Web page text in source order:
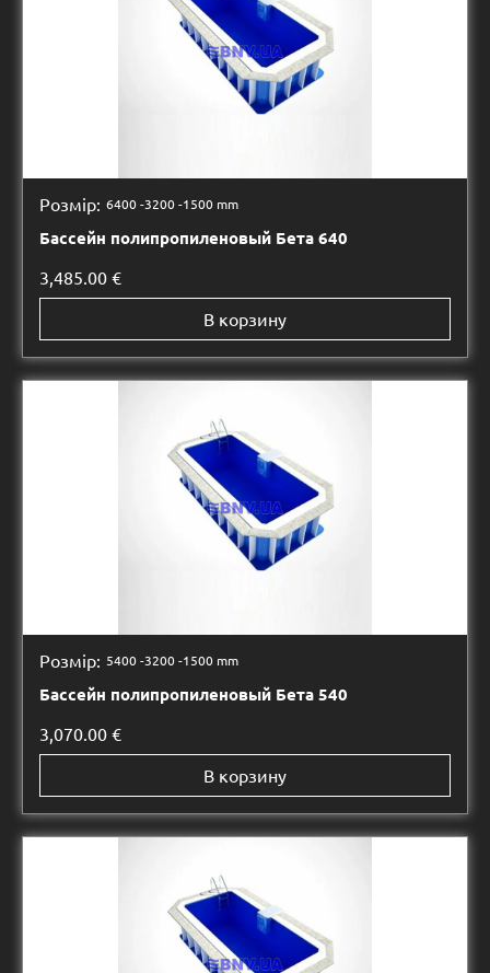
Розмір: 6400 -3200 -1500 mm
Бассейн полипропиленовый Бета 640
3,485.00 €
В корзину
Розмір: 5400 -3200 -1500 mm
Бассейн полипропиленовый Бета 540
3,070.00 €
В корзину